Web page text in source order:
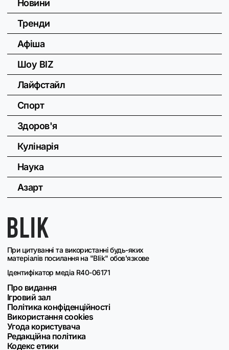
При цитуванні та використанні будь-яких
матеріалів посилання на "Blik" обов'язкове
Ідентифікатор медіа R40-06171
Про видання
Ігровий зал
Політика конфіденційності
Використання cookies
Угода користувача
Редакційна політика
Кодекс етики
Новини
Тренди
Афіша
Шоу BIZ
Лайфстайл
Спорт
Здоров'я
Кулінарія
Наука
Азарт